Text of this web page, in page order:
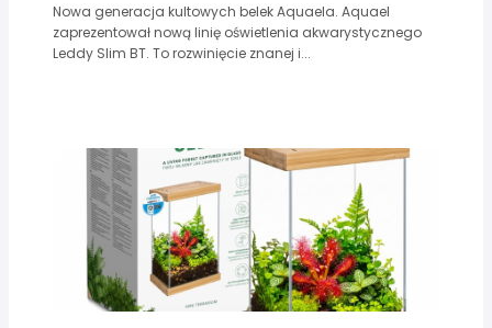
Nowa generacja kultowych belek Aquaela. Aquael
zaprezentował nową linię oświetlenia akwarystycznego
Leddy Slim BT. To rozwinięcie znanej i...